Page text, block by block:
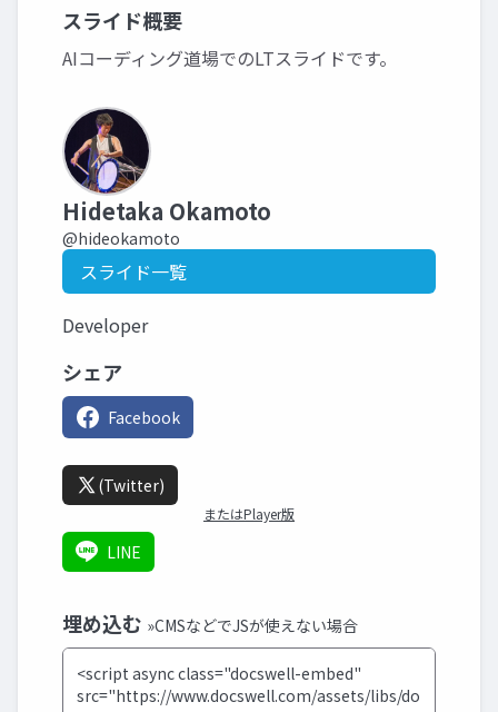
スライド概要
AIコーディング道場でのLTスライドです。
Hidetaka Okamoto
@hideokamoto
スライド一覧
Developer
シェア
Facebook
(Twitter)
またはPlayer版
LINE
埋め込む »CMSなどでJSが使えない場合